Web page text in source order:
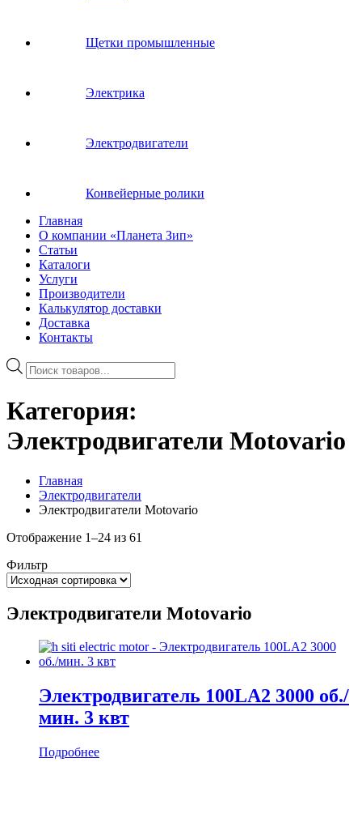
Щетки промышленные
Электрика
Электродвигатели
Конвейерные ролики
Главная
О компании «Планета Зип»
Статьи
Каталоги
Услуги
Производители
Калькулятор доставки
Доставка
Контакты
Поиск
товаров
Категория:
Электродвигатели Motovario
Главная
Электродвигатели
Электродвигатели Motovario
Отображение 1–24 из 61
Фильтр
Электродвигатели Motovario
Электродвигатель 100LA2 3000 об./
мин. 3 квт
Подробнее